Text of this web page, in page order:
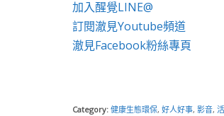
加入醒覺LINE@
訂閱澈見Youtube頻道
澈見Facebook粉絲專頁
Category: 健康生態環保, 好人好事, 影音,